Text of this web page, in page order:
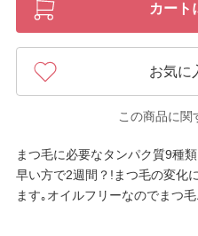
カート
お気に
この商品に関
まつ毛に必要なタンパク質9種
早い方で2週間？!まつ毛の変化
ます｡オイルフリーなのでまつ